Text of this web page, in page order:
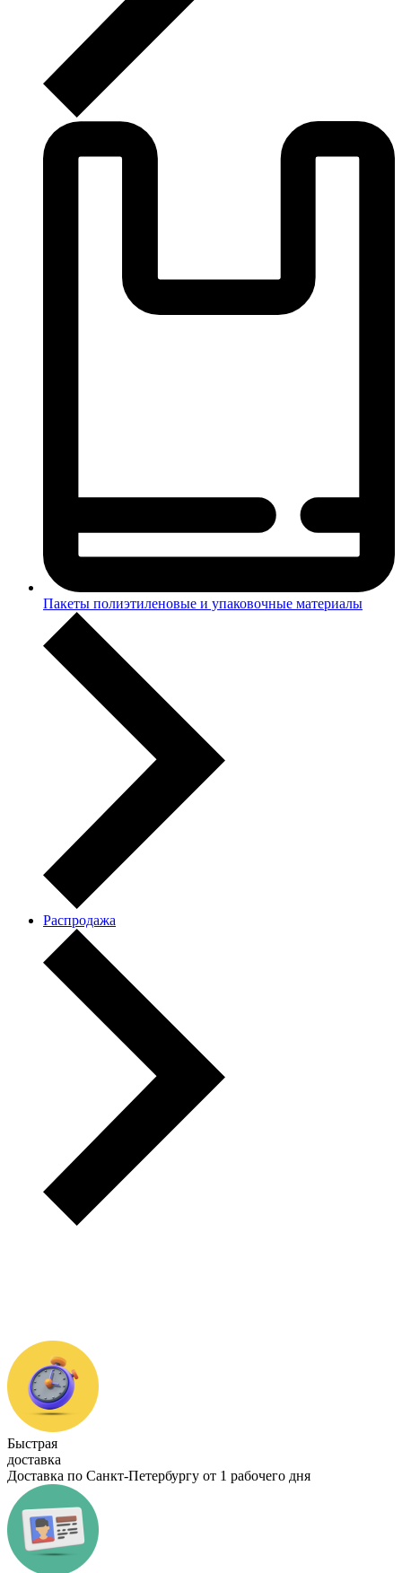
Пакеты полиэтиленовые и упаковочные материалы
Распродажа
Быстрая
доставка
Доставка по Санкт-Петербургу от 1 рабочего дня